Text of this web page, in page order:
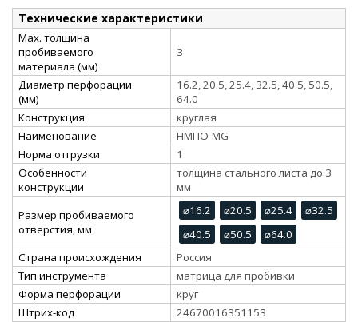
Технические характеристики
Max. толщина
пробиваемого
материала (мм)
3
Диаметр перфорации
(мм)
16.2, 20.5, 25.4, 32.5, 40.5, 50.5,
64.0
Конструкция
круглая
Наименование
НМПО-MG
Норма отгрузки
1
Особенности
конструкции
толщина стального листа до 3
мм
Размер пробиваемого
отверстия, мм
⌀16.2 ⌀20.5 ⌀25.4
⌀32.5
⌀40.5
⌀50.5
⌀64.0
Страна происхождения
Россия
Тип инструмента
матрица для пробивки
Форма перфорации
круг
Штрих-код
24670016351153